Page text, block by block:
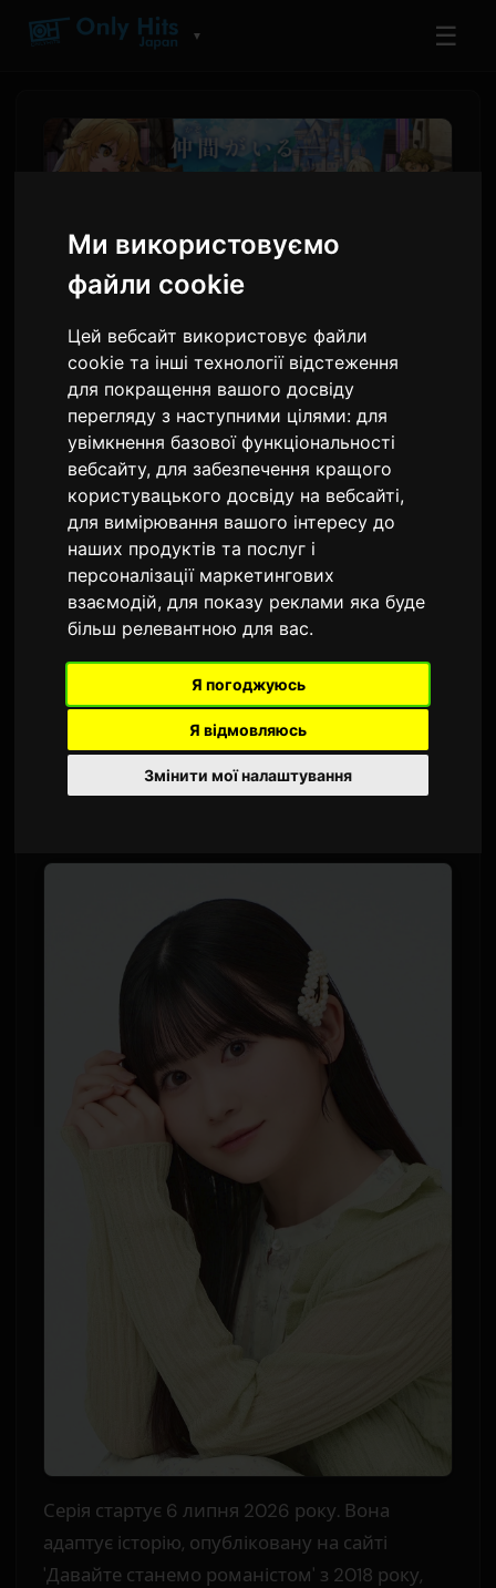
Ми використовуємо
файли cookie
Цей вебсайт використовує файли
cookie та інші технології відстеження
для покращення вашого досвіду
перегляду з наступними цілями:для
увімкнення базової функціональності
вебсайту,для забезпечення кращого
користувацького досвіду на вебсайті,
для вимірювання вашого інтересу до
наших продуктів та послуг і
персоналізації маркетингових
взаємодій,для показу реклами яка буде
більш релевантною для вас.
Я погоджуюсь
Я відмовляюсь
Змінити мої налаштування
▼ ☰
В аніме 'Залиш це мені та
йди вперед' озвучування
додали Ханай Міхару та
Кіношіта Сузуна
Автор:Sam
2 червня 2026
Перекладено з англійської
2,893 переглядів
Майбутня аніме-адаптація ранобе 'Залиш це
мені та йди вперед' (Koko Ore) підтвердила
двох нових акторок озвучування. Ханай
Міхару озвучить Шарлотту, а Кіношіта
Сузуна — Марі. Обидві персонажки —
Серія стартує 6 липня 2026 року. Вона
адаптує історію, опубліковану на сайті
'Давайте станемо романістом' з 2018 року,